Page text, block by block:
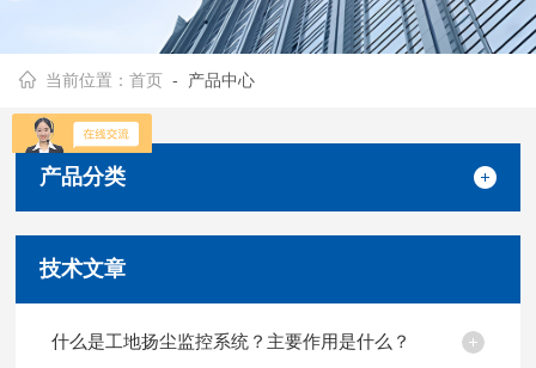
当前位置：首页 - 产品中心
产品分类
技术文章
什么是工地扬尘监控系统？主要作用是什么？